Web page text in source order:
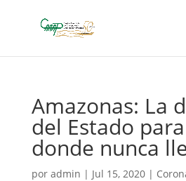
Amazonas: La
del Estado
donde nunca
por admin | Jul 15, 2020|